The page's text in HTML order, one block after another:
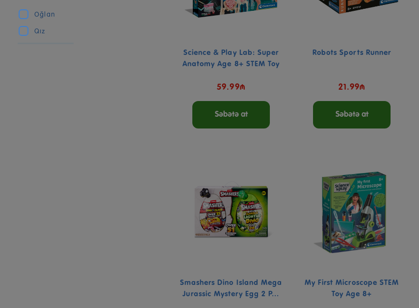
Oğlan
Qız
Science & Play Lab: Super
Anatomy Age 8+ STEM Toy
59.99₼
Səbətə at
Robots Sports Runner
21.99₼
Səbətə at
Smashers Dino Island Mega
Jurassic Mystery Egg 2 P...
My First Microscope STEM
Toy Age 8+